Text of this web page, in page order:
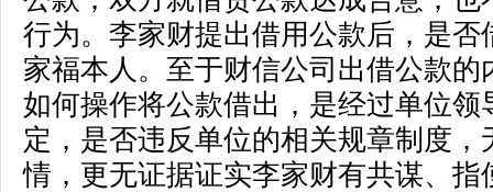
行为。李家财提出借用公款后，是
家福本人。至于财信公司出借公款
如何操作将公款借出，是经过单位
定，是否违反单位的相关规章制度
情，更无证据证实李家财有共谋、